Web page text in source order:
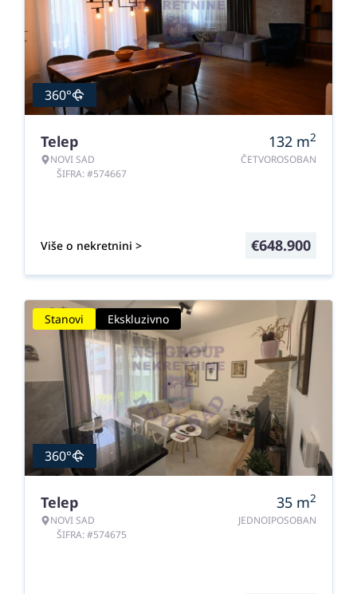
360°
Telep
NOVI SAD
ŠIFRA: #574667
132 m2
ČETVOROSOBAN
Više o nekretnini > €648.900
Stanovi Ekskluzivno
360°
Telep
NOVI SAD
ŠIFRA: #574675
35 m2
JEDNOIPOSOBAN